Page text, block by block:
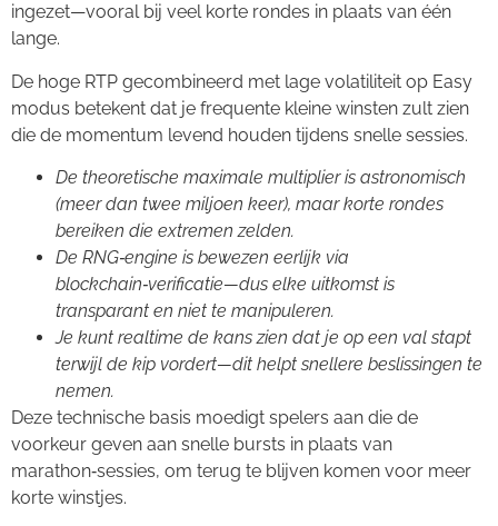
ingezet—vooral bij veel korte rondes in plaats van één
lange.
De hoge RTP gecombineerd met lage volatiliteit op Easy
modus betekent dat je frequente kleine winsten zult zien
die de momentum levend houden tijdens snelle sessies.
De theoretische maximale multiplier is astronomisch
(meer dan twee miljoen keer), maar korte rondes
bereiken die extremen zelden.
De RNG‑engine is bewezen eerlijk via
blockchain‑verificatie—dus elke uitkomst is
transparant en niet te manipuleren.
Je kunt realtime de kans zien dat je op een val stapt
terwijl de kip vordert—dit helpt snellere beslissingen te
nemen.
Deze technische basis moedigt spelers aan die de
voorkeur geven aan snelle bursts in plaats van
marathon‑sessies, om terug te blijven komen voor meer
korte winstjes.